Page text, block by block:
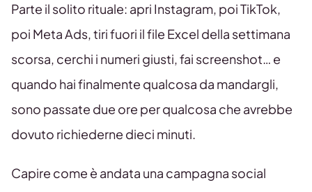
Parte il solito rituale: apri Instagram, poi TikTok,
poi Meta Ads, tiri fuori il file Excel della settimana
scorsa, cerchi i numeri giusti, fai screenshot… e
quando hai finalmente qualcosa da mandargli,
sono passate due ore per qualcosa che avrebbe
dovuto richiederne dieci minuti.
Capire come è andata una campagna social